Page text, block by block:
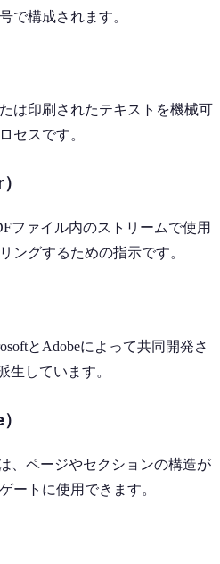
で構成されます。
は印刷されたテキストを機械可
セスです。
ファイル内のストリームで使用
ングするための指示です。
とAdobeによって共同開発さ
生しています。
、ページやセクションの構造が
ートに使用できます。